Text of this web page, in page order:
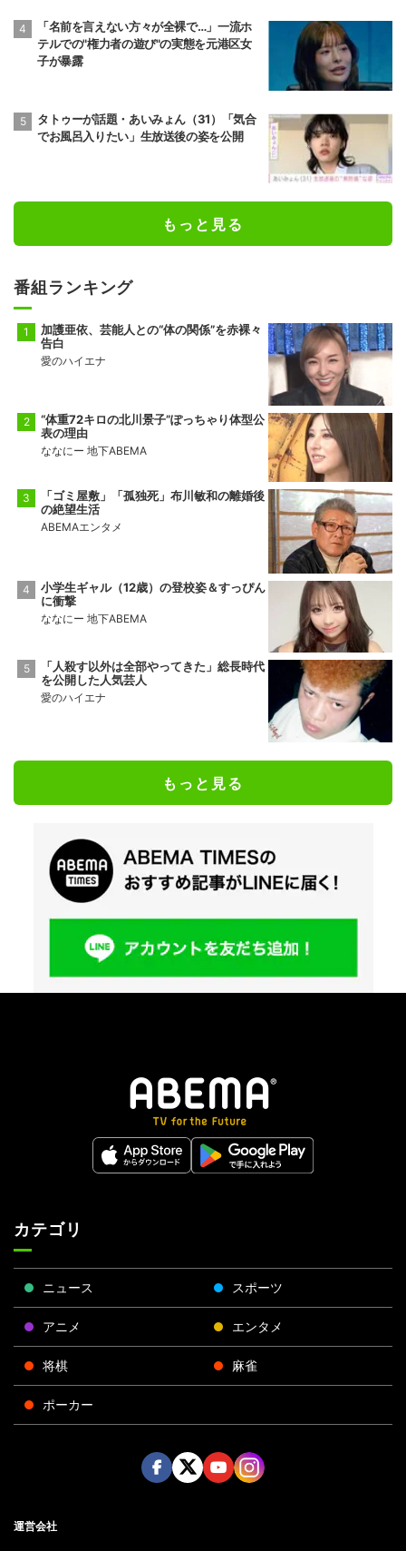
「名前を言えない方々が全裸で…」一流ホ
テルでの"権力者の遊び"の実態を元港区女
子が暴露
タトゥーが話題・あいみょん（31）「気合
でお風呂入りたい」生放送後の姿を公開
もっと見る
番組ランキング
加護亜依、芸能人との“体の関係”を赤裸々
告白
愛のハイエナ
“体重72キロの北川景子”ぽっちゃり体型公
表の理由
ななにー 地下ABEMA
「ゴミ屋敷」「孤独死」布川敏和の離婚後
の絶望生活
ABEMAエンタメ
小学生ギャル（12歳）の登校姿＆すっぴん
に衝撃
ななにー 地下ABEMA
「人殺す以外は全部やってきた」総長時代
を公開した人気芸人
愛のハイエナ
もっと見る
カテゴリ
ニュース スポーツ
アニメ エンタメ
将棋 麻雀
ポーカー
運営会社